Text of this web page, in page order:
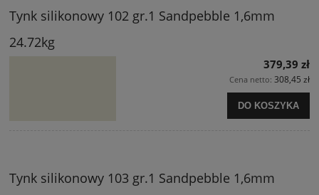
Tynk silikonowy 102 gr.1 Sandpebble 1,6mm
24.72kg
379,39 zł
Cena netto: 308,45 zł
DO KOSZYKA
Tynk silikonowy 103 gr.1 Sandpebble 1,6mm